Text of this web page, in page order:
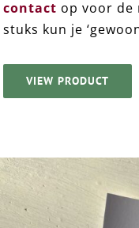
contact op voor de
stuks kun je
VIEW PRODUCT